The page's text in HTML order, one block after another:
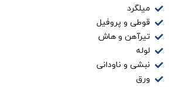
میلگرد
قوطی و پروفیل
تیرآهن و هاش
لوله
نبشی و ناودانی
ورق